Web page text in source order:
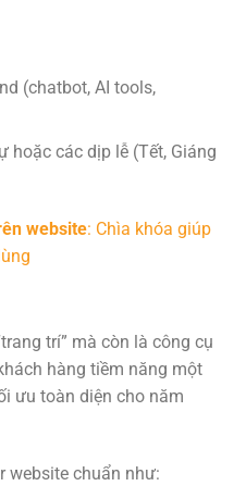
(chatbot, AI tools,
hoặc các dịp lễ (Tết, Giáng
website: Chìa khóa giúp
trí” mà còn là công cụ
hàng tiềm năng một
ưu toàn diện cho năm
website chuẩn như: